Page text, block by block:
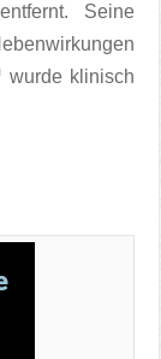
Seine
wurde klinisch